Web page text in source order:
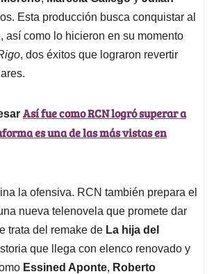
Esta producción busca conquistar al
así como lo hicieron en su momento
, dos éxitos que lograron revertir
Así fue como RCN logró superar a
es una de las más vistas en
la ofensiva. RCN también prepara el
nueva telenovela que promete dar
trata del remake de La hija del
que llega con elenco renovado y
Essined Aponte, Roberto